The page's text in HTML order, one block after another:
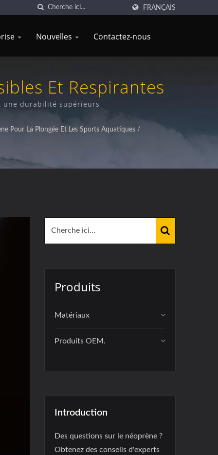
FRANÇAIS
Nouvelles Contactez-nous
Et Respirantes
une durabilité supérieurs
Pour La Plongée Et Les Sports Aquatiques /
Produits
Matériaux
Produits OEM.
Introduction
Des questions sur le néoprène ?
Obtenez des conseils d'experts